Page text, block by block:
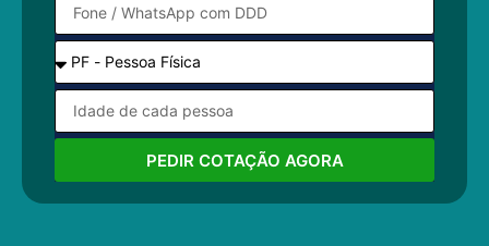
PEDIR COTAÇÃO AGORA